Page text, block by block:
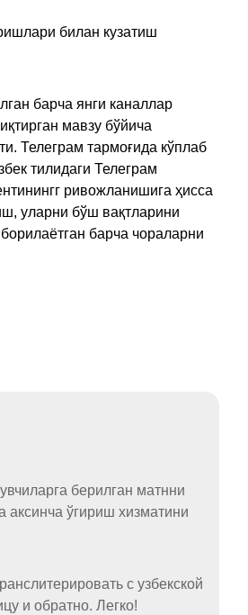
билан кузатиш
барча янги каналлар
мавзу бўйича
Телеграм тармоғида кўплаб
тилидаги Телеграм
ривожланишига ҳисса
уларни бўш вақтларини
барча чораларни
берилган матнни
аксинча ўгириш хизматини
с узбекской
и обратно. Легко!